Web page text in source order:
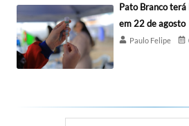
Pato Branco
em 22 de agosto
Paulo Felipe